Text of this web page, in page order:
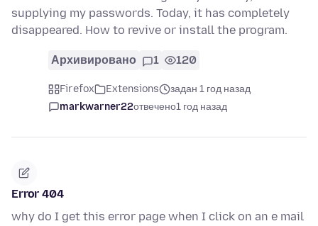
supplying my passwords. Today, it has completely
disappeared. How to revive or install the program.
Архивировано 1 120
Firefox Extensions
задан 1 год назад
markwarner22отвечено1 год назад
Error 404
why do I get this error page when I click on an e mail